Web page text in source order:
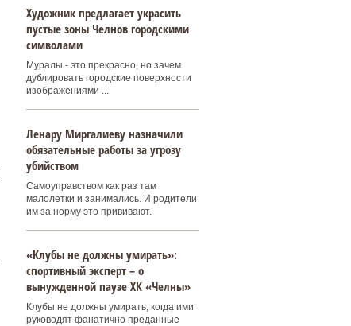
Художник предлагает украсить
пустые зоны Челнов городскими
символами
Муралы - это прекрасно, но зачем
дублировать городские поверхности
изображениями ...
Ленару Миргалиеву назначили
обязательные работы за угрозу
убийством
Самоуправством как раз там
малолетки и занимались. И родители
им за норму это прививают.
«Клубы не должны умирать»:
спортивный эксперт – о
вынужденной паузе ХК «Челны»
Клубы не должны умирать, когда ими
руководят фанатично преданные